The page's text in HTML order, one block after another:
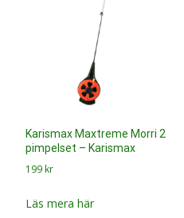
Karismax Maxtreme Morri 2
pimpelset – Karismax
199 kr
Läs mera här